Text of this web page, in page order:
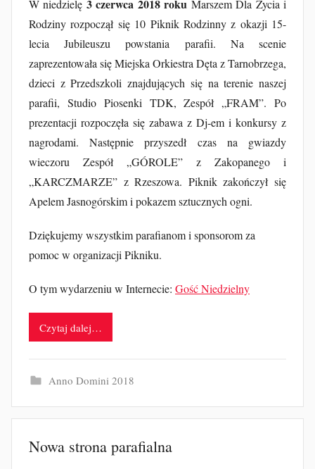
a
W niedzielę 3 czerwca 2018 roku Marszem Dla Życia i
Rodziny rozpoczął się 10 Piknik Rodzinny z okazji 15-
lecia Jubileuszu powstania parafii. Na scenie
zaprezentowała się Miejska Orkiestra Dęta z Tarnobrzega,
dzieci z Przedszkoli znajdujących się na terenie naszej
parafii, Studio Piosenki TDK, Zespół „FRAM”. Po
prezentacji rozpoczęła się zabawa z Dj-em i konkursy z
nagrodami. Następnie przyszedł czas na gwiazdy
wieczoru Zespół „GÓROLE” z Zakopanego i
„KARCZMARZE” z Rzeszowa. Piknik zakończył się
Apelem Jasnogórskim i pokazem sztucznych ogni.
Dziękujemy wszystkim parafianom i sponsorom za
pomoc w organizacji Pikniku.
O tym wydarzeniu w Internecie: Gość Niedzielny
Czytaj dalej…
Anno Domini 2018
Nowa strona parafialna